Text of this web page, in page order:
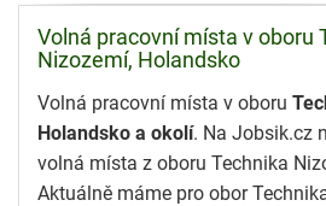
Volná pracovní místa v oboru
Nizozemí, Holandsko
Volná pracovní místa v oboru
Holandsko a okolí. Na Jobsik.cz
volná místa z oboru Technika
Aktuálně máme pro obor